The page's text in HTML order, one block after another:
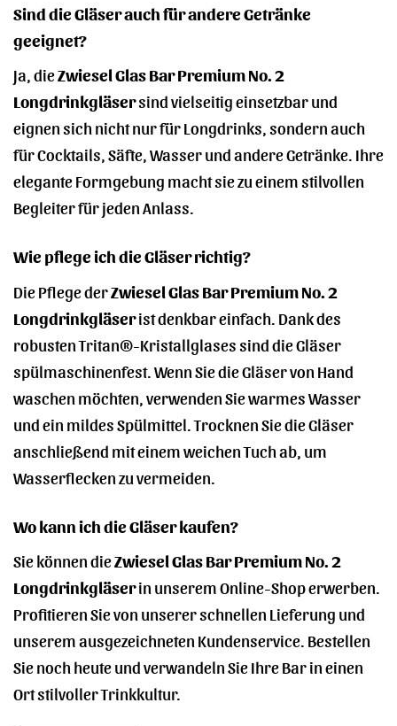
Sind die Gläser auch für andere Getränke
geeignet?
Ja, dieZwiesel Glas Bar Premium No. 2
Longdrinkgläsersind vielseitig einsetzbar und
eignen sich nicht nur für Longdrinks, sondern auch
für Cocktails, Säfte, Wasser und andere Getränke. Ihre
elegante Formgebung macht sie zu einem stilvollen
Begleiter für jeden Anlass.
Wie pflege ich die Gläser richtig?
Die Pflege derZwiesel Glas Bar Premium No. 2
Longdrinkgläserist denkbar einfach. Dank des
robusten Tritan®-Kristallglases sind die Gläser
spülmaschinenfest. Wenn Sie die Gläser von Hand
waschen möchten, verwenden Sie warmes Wasser
und ein mildes Spülmittel. Trocknen Sie die Gläser
anschließend mit einem weichen Tuch ab, um
Wasserflecken zu vermeiden.
Wo kann ich die Gläser kaufen?
Sie können dieZwiesel Glas Bar Premium No. 2
Longdrinkgläserin unserem Online-Shop erwerben.
Profitieren Sie von unserer schnellen Lieferung und
unserem ausgezeichneten Kundenservice. Bestellen
Sie noch heute und verwandeln Sie Ihre Bar in einen
Ort stilvoller Trinkkultur.